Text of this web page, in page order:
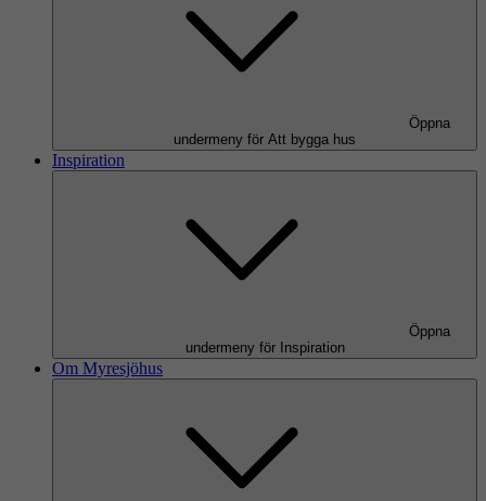
Öppna
undermeny för Att bygga hus
Inspiration
Öppna
undermeny för Inspiration
Om Myresjöhus